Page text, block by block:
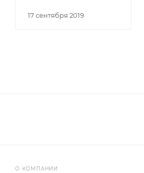
17 сентября 2019
О КОМПАНИИ